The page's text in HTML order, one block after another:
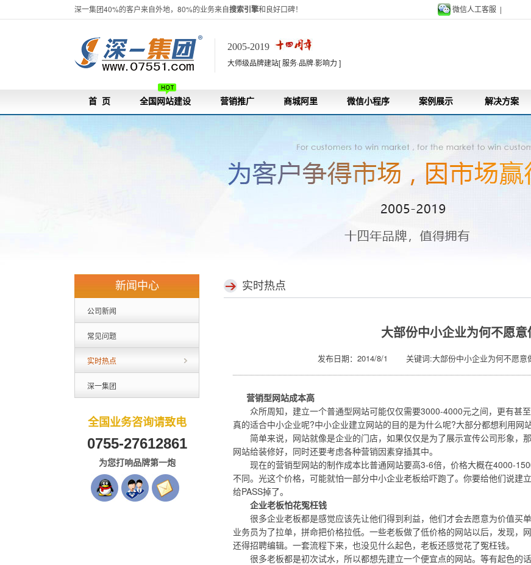
深一集团40%的客户来自外地，80%的业务来自搜索引擎和良好口碑！ 微信人工客服 |
2005-2019
大师级品牌建站[ 服务·品牌·影响力 ]
首 页 全国网站建设 营销推广 商城阿里 微信小程序 案例展示 解决方案
新闻中心
公司新闻
常见问题
实时热点
深一集团
全国业务咨询请致电
0755-27612861
为您打响品牌第一炮
实时热点
大部份中小企业为何不愿
发布日期：2014/8/1 关键词:大部份中小企业为何不愿
营销型网站成本高
众所周知，建立一个普通型网站可能仅仅需要3000-4000元之间，更有甚
真的适合中小企业呢?中小企业建立网站的目的是为什么呢?大部分都想利用网
简单来说，网站就像是企业的门店，如果仅仅是为了展示宣传公司形象，
网站给装修好，同时还要考虑各种营销因素穿插其中。
现在的营销型网站的制作成本比普通网站要高3-6倍，价格大概在4000-
不同。光这个价格，可能就怕一部分中小企业老板给吓跑了。你要给他们说建
给PASS掉了。
企业老板怕花冤枉钱
很多企业老板都是感觉应该先让他们得到利益，他们才会去愿意为价值买
业务员为了拉单，拼命把价格拉低。一些老板做了低价格的网站以后，发现，
还得招聘编辑。一套流程下来，也没见什么起色，老板还感觉花了冤枉钱。
很多老板都是初次试水，所以都想先建立一个便宜点的网站。等有起色的